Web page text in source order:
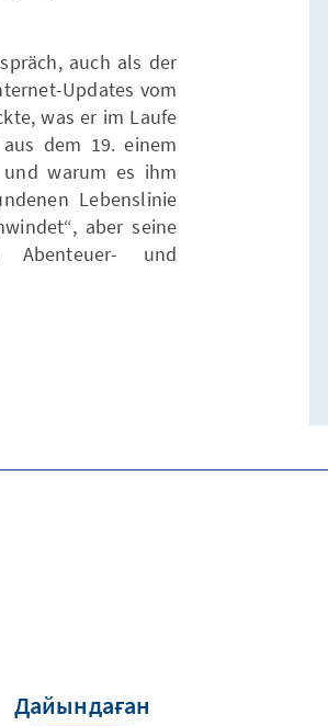
auch als der
Updates vom
was er im Laufe
dem 19. einem
warum es ihm
Lebenslinie
aber seine
und
Дайындаған